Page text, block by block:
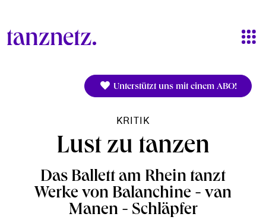
Unterstützt uns mit einem ABO!
KRITIK
Lust zu tanzen
Das Ballett am Rhein tanzt
Werke von Balanchine - van
Manen - Schläpfer